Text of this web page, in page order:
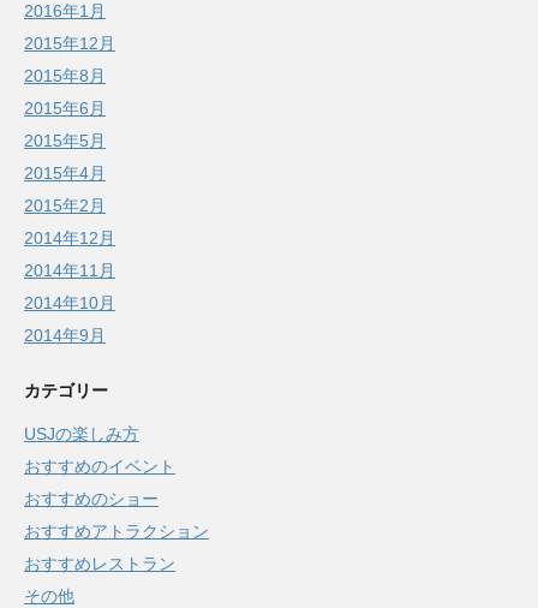
2016年1月
2015年12月
2015年8月
2015年6月
2015年5月
2015年4月
2015年2月
2014年12月
2014年11月
2014年10月
2014年9月
カテゴリー
USJの楽しみ方
おすすめのイベント
おすすめのショー
おすすめアトラクション
おすすめレストラン
その他